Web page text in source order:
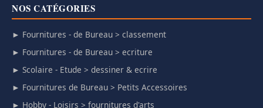
NOS CATÉGORIES
► Fournitures - de Bureau > classement
► Fournitures - de Bureau > ecriture
► Scolaire - Etude > dessiner & ecrire
► Fournitures de Bureau > Petits Accessoires
► Hobby - Loisirs > fournitures d'arts